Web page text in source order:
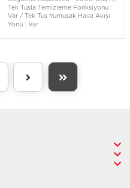
Tek Tuşla Temizleme Fonksiyonu :
Var / Tek Tuş Yumuşak Hava Akışı
Yönü : Var